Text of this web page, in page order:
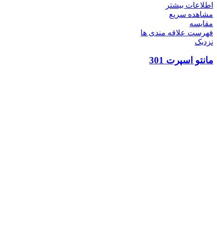
اطلاعات بیشتر
مشاهده سریع
مقایسه
فهرست علاقه مندی ها
نزدیک
مانتو اسپرت 301